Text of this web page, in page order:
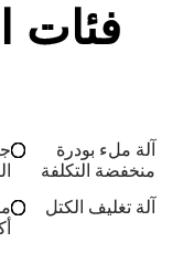
فئات
آلة ملء بودرة
منخفضة التكلفة
آلة تغليف الكتل